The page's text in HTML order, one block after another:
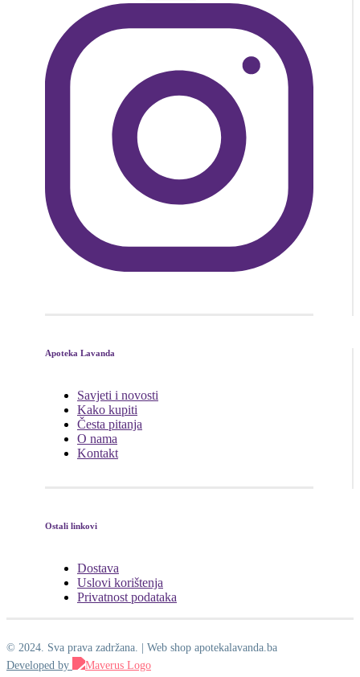
Apoteka Lavanda
Savjeti i novosti
Kako kupiti
Česta pitanja
O nama
Kontakt
Ostali linkovi
Dostava
Uslovi korištenja
Privatnost podataka
© 2024. Sva prava zadržana. | Web shop apotekalavanda.ba
Developed by